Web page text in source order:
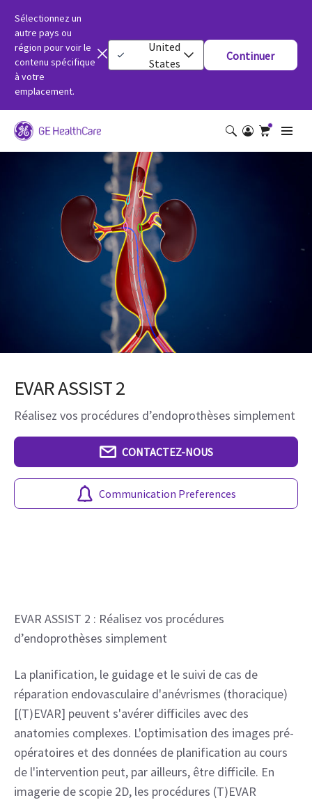
Sélectionnez un
autre pays ou
région pour voir le
contenu spécifique
à votre
emplacement.
United
States
Continuer
EVAR ASSIST 2
Réalisez vos procédures d’endoprothèses simplement
CONTACTEZ-NOUS
Communication Preferences
EVAR ASSIST 2 : Réalisez vos procédures
d’endoprothèses simplement
La planification, le guidage et le suivi de cas de
réparation endovasculaire d'anévrismes (thoracique)
[(T)EVAR] peuvent s'avérer difficiles avec des
anatomies complexes. L'optimisation des images pré-
opératoires et des données de planification au cours
de l'intervention peut, par ailleurs, être difficile. En
imagerie de scopie 2D, les procédures (T)EVAR